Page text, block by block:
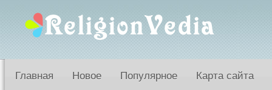
Главная Новое Популярное Карта сайта